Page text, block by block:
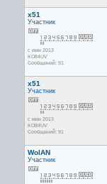
x51
Участник
с июн 2013
KO84UV
Сообщений: 91
x51
Участник
с июн 2013
KO84UV
Сообщений: 91
WolAN
Участник